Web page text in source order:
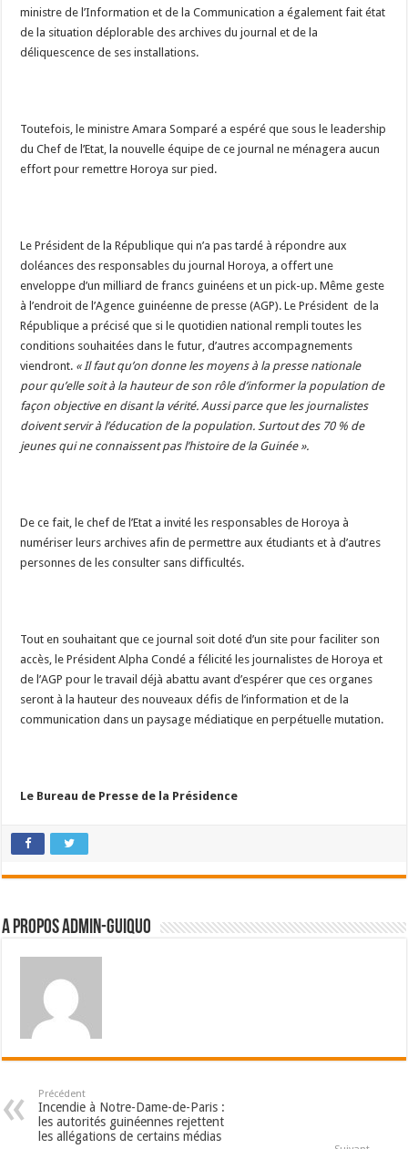
ministre de l’Information et de la Communication a également fait état
de la situation déplorable des archives du journal et de la
déliquescence de ses installations.
Toutefois, le ministre Amara Somparé a espéré que sous le leadership
du Chef de l’Etat, la nouvelle équipe de ce journal ne ménagera aucun
effort pour remettre Horoya sur pied.
Le Président de la République qui n’a pas tardé à répondre aux
doléances des responsables du journal Horoya, a offert une
enveloppe d’un milliard de francs guinéens et un pick-up. Même geste
à l’endroit de l’Agence guinéenne de presse (AGP). Le Président de la
République a précisé que si le quotidien national rempli toutes les
conditions souhaitées dans le futur, d’autres accompagnements
viendront. « Il faut qu’on donne les moyens à la presse nationale
pour qu’elle soit à la hauteur de son rôle d’informer la population de
façon objective en disant la vérité. Aussi parce que les journalistes
doivent servir à l’éducation de la population. Surtout des 70 % de
jeunes qui ne connaissent pas l’histoire de la Guinée ».
De ce fait, le chef de l’Etat a invité les responsables de Horoya à
numériser leurs archives afin de permettre aux étudiants et à d’autres
personnes de les consulter sans difficultés.
Tout en souhaitant que ce journal soit doté d’un site pour faciliter son
accès, le Président Alpha Condé a félicité les journalistes de Horoya et
de l’AGP pour le travail déjà abattu avant d’espérer que ces organes
seront à la hauteur des nouveaux défis de l’information et de la
communication dans un paysage médiatique en perpétuelle mutation.
Le Bureau de Presse de la Présidence
A propos admin-guiquo
Précédent
Incendie à Notre-Dame-de-Paris :
les autorités guinéennes rejettent
les allégations de certains médias